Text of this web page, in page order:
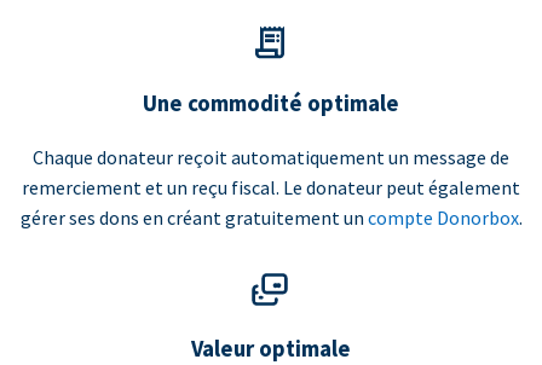
Une commodité optimale
Chaque donateur reçoit automatiquement un message de
remerciement et un reçu fiscal. Le donateur peut également
gérer ses dons en créant gratuitement un compte Donorbox.
Valeur optimale